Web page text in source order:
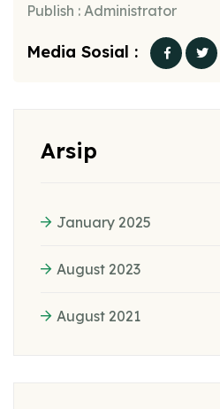
Publish : Administrator
Media Sosial :
Arsip
January 2025
August 2023
August 2021